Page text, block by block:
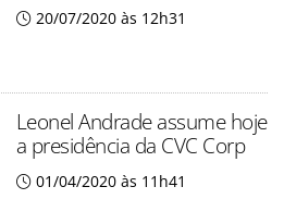
20/07/2020 às 12h31
Leonel Andrade assume hoje
a presidência da CVC Corp
01/04/2020 às 11h41